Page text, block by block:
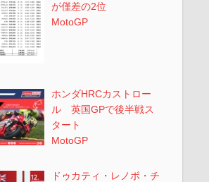
が僅差の2位
MotoGP
ホンダHRCカストロー
ル 英国GPで後半戦ス
タート
MotoGP
ドゥカティ・レノボ・チ